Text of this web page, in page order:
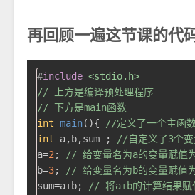
再回顾一遍这节课的代
#include <stdio.h>
// 上方是编译预处理程序
// 下方是main函数
int main(){
//定义了一个主函
int a,b,sum ;
//自定义了3个变
a=2 ;
// 给变量名为a的变量赋值为
b=3;
// 给变量名为b的变量赋值为
sum=a+b;
// 将a+b的计算结果赋